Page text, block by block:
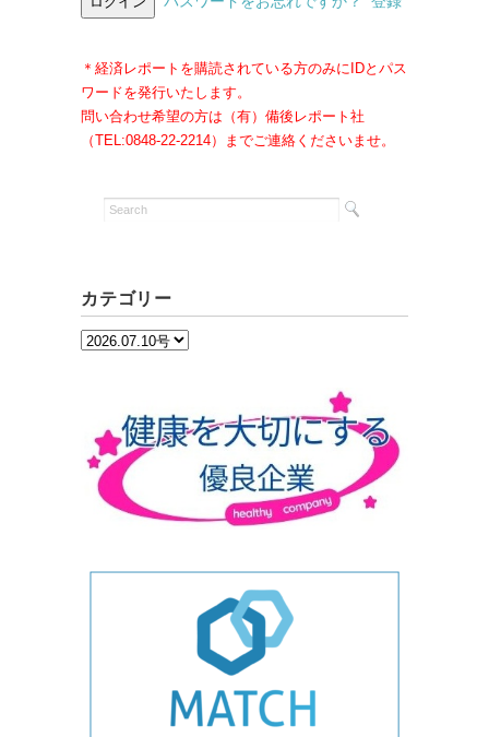
＊経済レポートを購読されている方のみにIDとパス
ワードを発行いたします。
問い合わせ希望の方は（有）備後レポート社
（TEL:0848-22-2214）までご連絡くださいませ。
カテゴリー
カ